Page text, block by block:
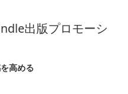
出版プロモーシ
高める